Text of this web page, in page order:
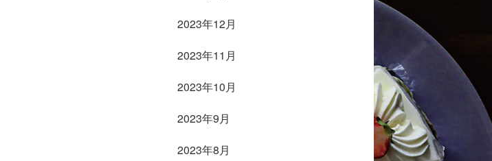
2023年12月
2023年11月
2023年10月
2023年9月
2023年8月